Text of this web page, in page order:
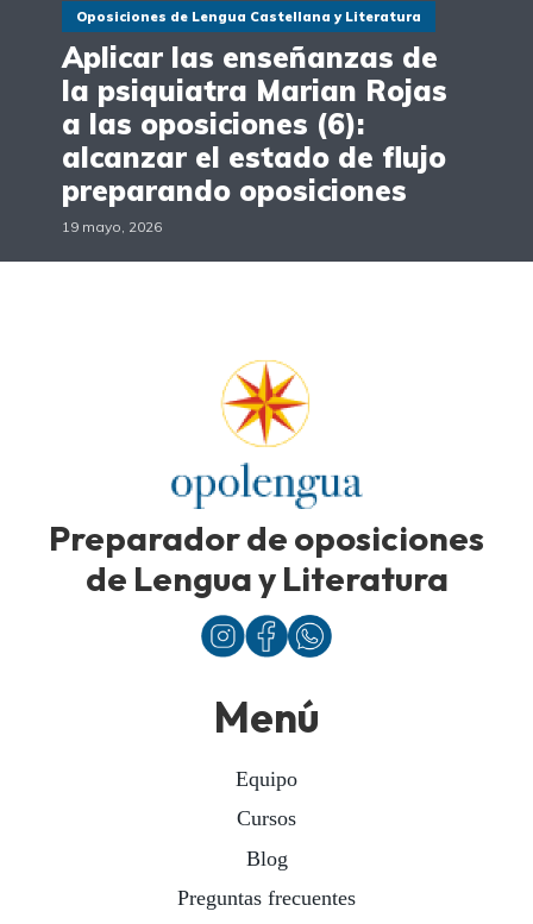
Oposiciones de Lengua Castellana y Literatura
Aplicar las enseñanzas de
la psiquiatra Marian Rojas
a las oposiciones (6):
alcanzar el estado de flujo
preparando oposiciones
19 mayo, 2026
Preparador de oposiciones
de Lengua y Literatura
Menú
Equipo
Cursos
Blog
Preguntas frecuentes